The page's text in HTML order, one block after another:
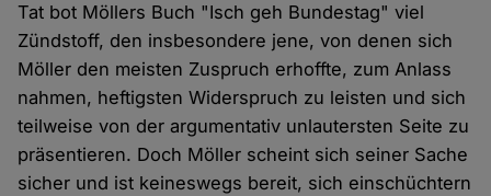
Tat bot Möllers Buch "Isch geh Bundestag" viel
Zündstoff, den insbesondere jene, von denen sich
Möller den meisten Zuspruch erhoffte, zum Anlass
nahmen, heftigsten Widerspruch zu leisten und sich
teilweise von der argumentativ unlautersten Seite zu
präsentieren. Doch Möller scheint sich seiner Sache
sicher und ist keineswegs bereit, sich einschüchtern